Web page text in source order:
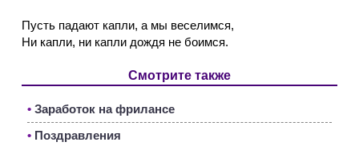
Пусть падают капли, а мы веселимся,
Ни капли, ни капли дождя не боимся.
Смотрите также
• Заработок на фрилансе
• Поздравления